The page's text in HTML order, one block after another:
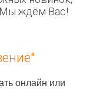
Мы ждём Вас!
онлайн или